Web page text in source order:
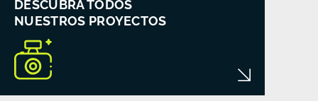
DESCUBRA TODOS
NUESTROS PROYECTOS